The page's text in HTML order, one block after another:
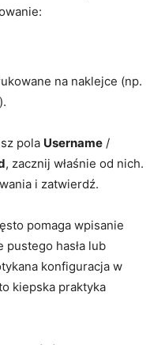
na naklejce (np.
pola Username /
, zacznij właśnie od nich.
i zatwierdź.
pomaga wpisanie
pustego hasła lub
konfiguracja w
kiepska praktyka